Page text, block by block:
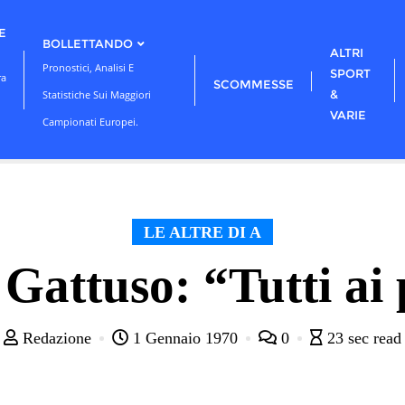
BOLLETTANDO
Pronostici, Analisi E
Statistiche Sui Maggiori
Campionati Europei.
SCOMMESSE
ALTRI
SPORT
&
VARIE
LE ALTRE DI A
Gattuso: “Tutti
Redazione 1 Gennaio 1970 0 23 sec read